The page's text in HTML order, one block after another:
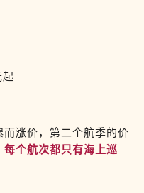
涨价，第二个航季的价
每个航次都只有海上巡